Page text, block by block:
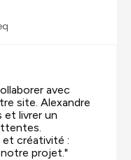
avec
site. Alexandre
et livrer un
et créativité :
notre projet."